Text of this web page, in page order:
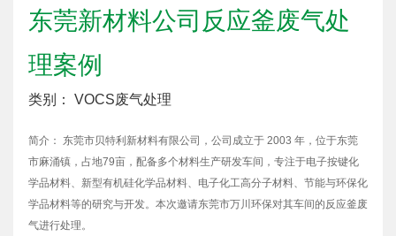
东莞新材料公司反应釜废气处
理案例
类别： VOCS废气处理
简介： 东莞市贝特利新材料有限公司，公司成立于 2003 年，位于东莞
市麻涌镇，占地79亩，配备多个材料生产研发车间，专注于电子按键化
学品材料、新型有机硅化学品材料、电子化工高分子材料、节能与环保化
学品材料等的研究与开发。本次邀请东莞市万川环保对其车间的反应釜废
气进行处理。